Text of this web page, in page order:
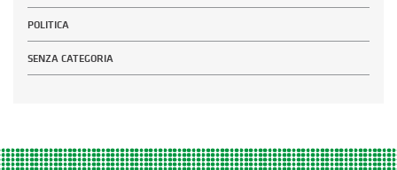
POLITICA
SENZA CATEGORIA